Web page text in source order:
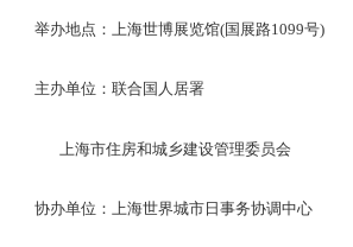
举办地点：上海世博展览馆(国展路1099号)
主办单位：联合国人居署
上海市住房和城乡建设管理委员会
协办单位：上海世界城市日事务协调中心